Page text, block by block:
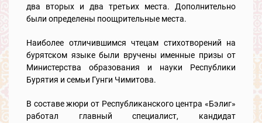
два вторых и два третьих места. Дополнительно
были определены поощрительные места.
Наиболее отличившимся чтецам стихотворений на
бурятском языке были вручены именные призы от
Министерства образования и науки Республики
Бурятия и семьи Гунги Чимитова.
В составе жюри от Республиканского центра «Бэлиг»
работал главный специалист, кандидат